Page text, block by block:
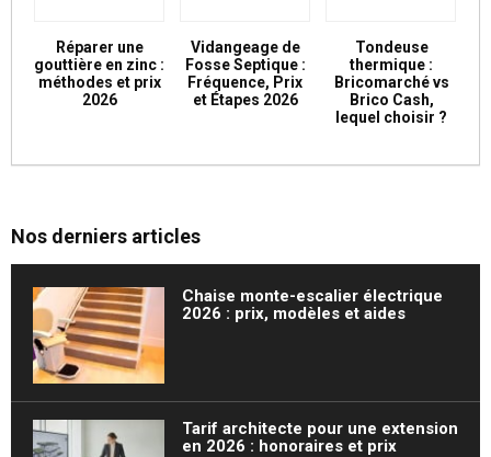
Réparer une
gouttière en zinc :
méthodes et prix
2026
Vidangeage de
Fosse Septique :
Fréquence, Prix
et Étapes 2026
Tondeuse
thermique :
Bricomarché vs
Brico Cash,
lequel choisir ?
Nos derniers articles
Chaise monte-escalier électrique
2026 : prix, modèles et aides
Tarif architecte pour une extension
en 2026 : honoraires et prix